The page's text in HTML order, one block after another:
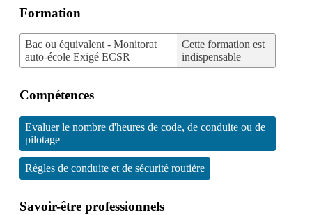
Formation
Bac ou équivalent - Monitorat
auto-école Exigé ECSR
Cette formation est
indispensable
Compétences
Evaluer le nombre d'heures de code, de conduite ou de
pilotage
Règles de conduite et de sécurité routière
Savoir-être professionnels